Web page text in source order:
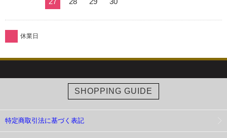
休業日
SHOPPING GUIDE
特定商取引法に基づく表記